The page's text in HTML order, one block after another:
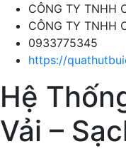
CÔNG TY TNHH
CÔNG TY TNHH
0933775345
https://
Hệ
Vải –